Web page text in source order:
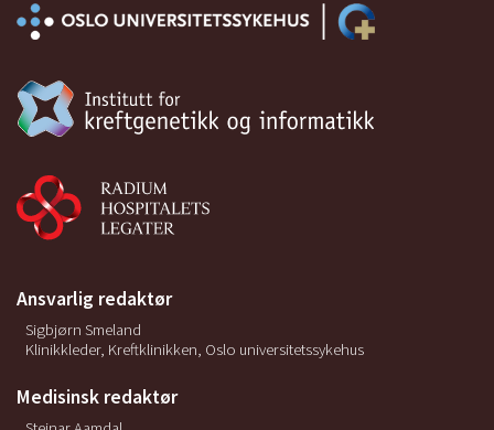
Ansvarlig redaktør
Sigbjørn Smeland
Klinikkleder, Kreftklinikken, Oslo universitetssykehus
Medisinsk redaktør